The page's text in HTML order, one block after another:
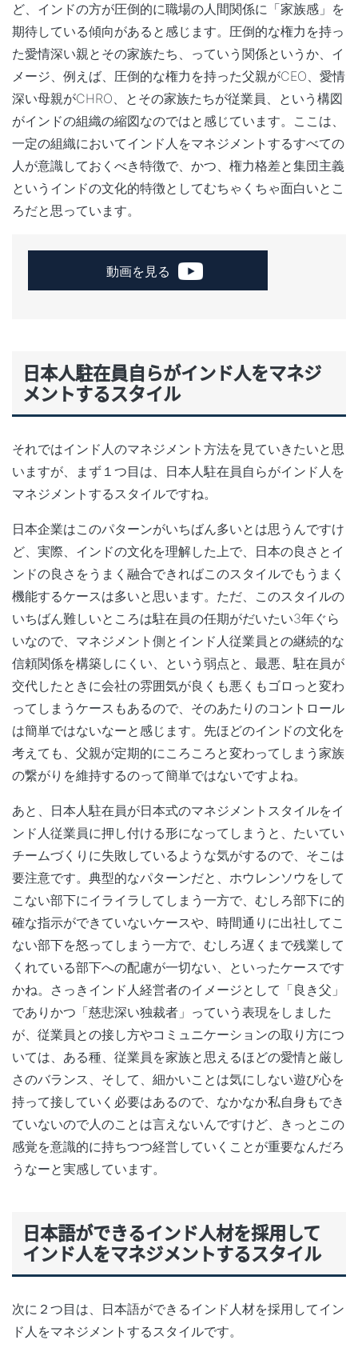
ど、インドの方が圧倒的に職場の人間関係に「家族感」を
期待している傾向があると感じます。圧倒的な権力を持っ
た愛情深い親とその家族たち、っていう関係というか、イ
メージ、例えば、圧倒的な権力を持った父親がCEO、愛情
深い母親がCHRO、とその家族たちが従業員、という構図
がインドの組織の縮図なのではと感じています。ここは、
一定の組織においてインド人をマネジメントするすべての
人が意識しておくべき特徴で、かつ、権力格差と集団主義
というインドの文化的特徴としてむちゃくちゃ面白いとこ
ろだと思っています。
動画を見る
日本人駐在員自らがインド人をマネジ
メントするスタイル
それではインド人のマネジメント方法を見ていきたいと思
いますが、まず１つ目は、日本人駐在員自らがインド人を
マネジメントするスタイルですね。
日本企業はこのパターンがいちばん多いとは思うんですけ
ど、実際、インドの文化を理解した上で、日本の良さとイ
ンドの良さをうまく融合できればこのスタイルでもうまく
機能するケースは多いと思います。ただ、このスタイルの
いちばん難しいところは駐在員の任期がだいたい3年ぐら
いなので、マネジメント側とインド人従業員との継続的な
信頼関係を構築しにくい、という弱点と、最悪、駐在員が
交代したときに会社の雰囲気が良くも悪くもゴロっと変わ
ってしまうケースもあるので、そのあたりのコントロール
は簡単ではないなーと感じます。先ほどのインドの文化を
考えても、父親が定期的にころころと変わってしまう家族
の繋がりを維持するのって簡単ではないですよね。
あと、日本人駐在員が日本式のマネジメントスタイルをイ
ンド人従業員に押し付ける形になってしまうと、たいてい
チームづくりに失敗しているような気がするので、そこは
要注意です。典型的なパターンだと、ホウレンソウをして
こない部下にイライラしてしまう一方で、むしろ部下に的
確な指示ができていないケースや、時間通りに出社してこ
ない部下を怒ってしまう一方で、むしろ遅くまで残業して
くれている部下への配慮が一切ない、といったケースです
かね。さっきインド人経営者のイメージとして「良き父」
でありかつ「慈悲深い独裁者」っていう表現をしました
が、従業員との接し方やコミュニケーションの取り方につ
いては、ある種、従業員を家族と思えるほどの愛情と厳し
さのバランス、そして、細かいことは気にしない遊び心を
持って接していく必要はあるので、なかなか私自身もでき
ていないので人のことは言えないんですけど、きっとこの
感覚を意識的に持ちつつ経営していくことが重要なんだろ
うなーと実感しています。
日本語ができるインド人材を採用して
インド人をマネジメントするスタイル
次に２つ目は、日本語ができるインド人材を採用してイン
ド人をマネジメントするスタイルです。